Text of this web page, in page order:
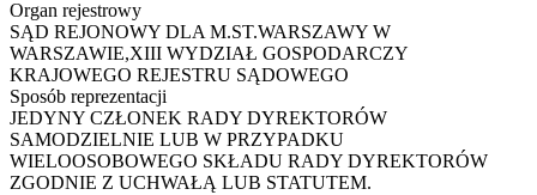
Organ rejestrowy
SĄD REJONOWY DLA M.ST.WARSZAWY W
WARSZAWIE,XIII WYDZIAŁ GOSPODARCZY
KRAJOWEGO REJESTRU SĄDOWEGO
Sposób reprezentacji
JEDYNY CZŁONEK RADY DYREKTORÓW
SAMODZIELNIE LUB W PRZYPADKU
WIELOOSOBOWEGO SKŁADU RADY DYREKTORÓW
ZGODNIE Z UCHWAŁĄ LUB STATUTEM.